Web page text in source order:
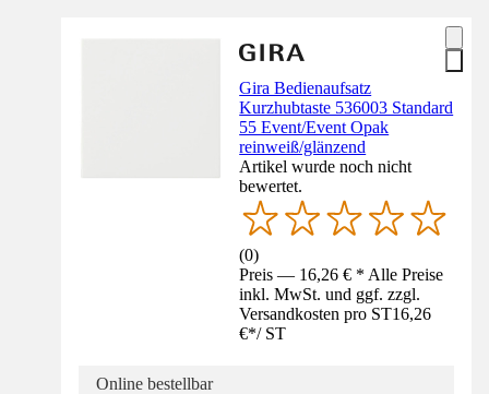
Gira Bedienaufsatz
Kurzhubtaste 536003 Standard
55 Event/Event Opak
reinweiß/glänzend
Artikel wurde noch nicht
bewertet.
(0)
Preis — 16,26 € * Alle Preise
inkl. MwSt. und ggf. zzgl.
Versandkosten pro ST16,26
€*/ ST
Online bestellbar